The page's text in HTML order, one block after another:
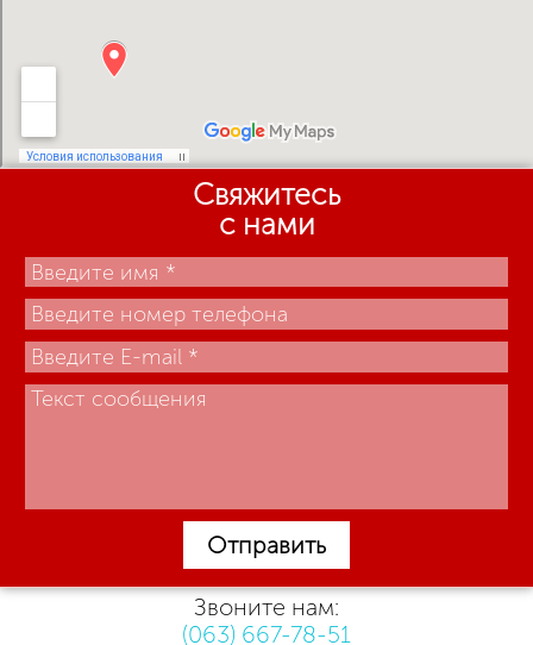
Свяжитесь
с нами
Отправить
Звоните нам:
(063) 667-78-51